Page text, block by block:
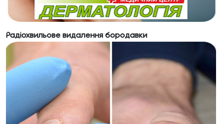
Радіохвильове видалення бородавки